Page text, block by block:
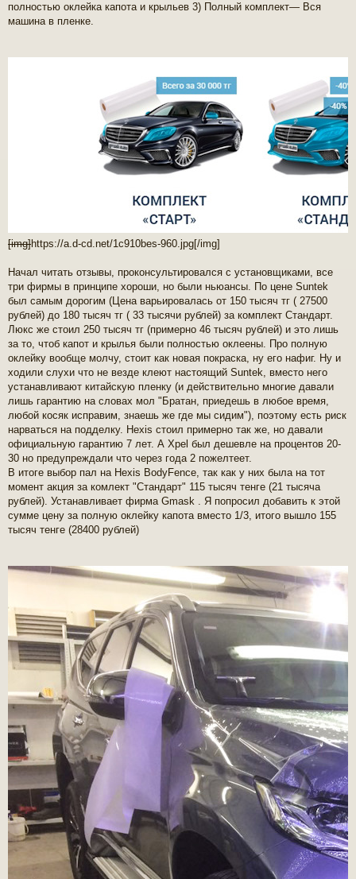
полностью оклейка капота и крыльев 3) Полный комплект— Вся
машина в пленке.
[img]https://a.d-cd.net/1c910bes-960.jpg[/img]
Начал читать отзывы, проконсультировался с установщиками, все
три фирмы в принципе хороши, но были ньюансы. По цене Suntek
был самым дорогим (Цена варьировалась от 150 тысяч тг ( 27500
рублей) до 180 тысяч тг ( 33 тысячи рублей) за комплект Стандарт.
Люкс же стоил 250 тысяч тг (примерно 46 тысяч рублей) и это лишь
за то, чтоб капот и крылья были полностью оклеены. Про полную
оклейку вообще молчу, стоит как новая покраска, ну его нафиг. Ну и
ходили слухи что не везде клеют настоящий Suntek, вместо него
устанавливают китайскую пленку (и действительно многие давали
лишь гарантию на словах мол "Братан, приедешь в любое время,
любой косяк исправим, знаешь же где мы сидим"), поэтому есть риск
нарваться на подделку. Hexis стоил примерно так же, но давали
официальную гарантию 7 лет. А Xpel был дешевле на процентов 20-
30 но предупреждали что через года 2 пожелтеет.
В итоге выбор пал на Hexis BodyFence, так как у них была на тот
момент акция за комлект "Стандарт" 115 тысяч тенге (21 тысяча
рублей). Устанавливает фирма Gmask . Я попросил добавить к этой
сумме цену за полную оклейку капота вместо 1/3, итого вышло 155
тысяч тенге (28400 рублей)